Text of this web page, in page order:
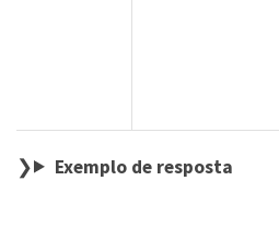
Exemplo de resposta